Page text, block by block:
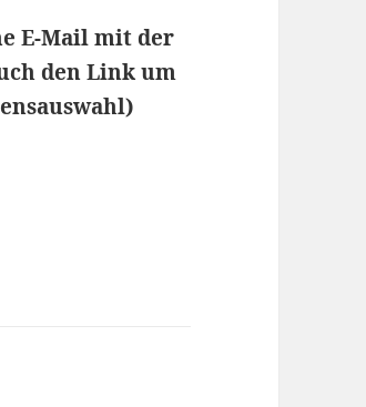
E-Mail mit der
den Link um